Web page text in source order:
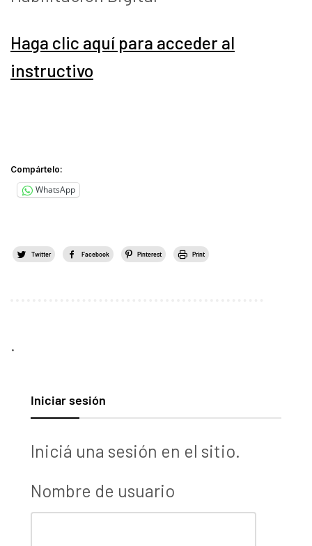
Haga clic aquí para acceder al
instructivo
Compártelo:
WhatsApp
Twitter Facebook Pinterest Print
.
Iniciar sesión
Iniciá una sesión en el sitio.
Nombre de usuario